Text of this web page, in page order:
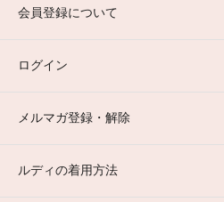
会員登録について
ログイン
メルマガ登録・解除
ルディの着用方法